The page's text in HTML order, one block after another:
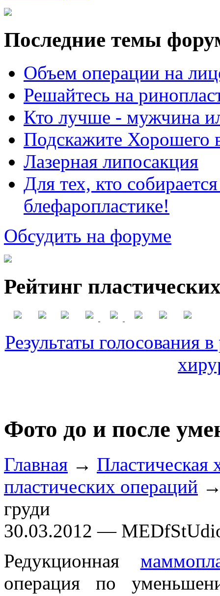
Последние темы
Объем операции на
Решайтесь на
Кто лучше - мужчина
Подскажите Хорошего
Лазерная липосакция
Для тех, кто
блефаропластике!
Обсудить на форуме
Рейтинг
Результаты голосования
Фото до и после
Главная → Пластическая
пластических операций
груди
30.03.2012 —
Редукционная
операция по